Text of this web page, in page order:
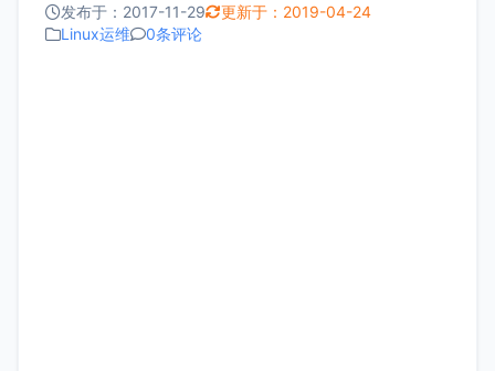
发布于：2017-11-29
更新于：2019-04-24
Linux运维
0条评论